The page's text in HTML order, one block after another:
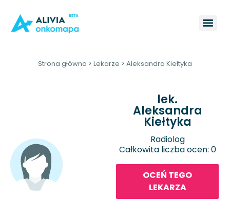
Strona główna > Lekarze > Aleksandra Kiełtyka
lek.
Aleksandra
Kiełtyka
Radiolog
Całkowita liczba ocen: 0
OCEŃ TEGO
LEKARZA